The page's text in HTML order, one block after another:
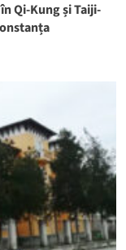
Qi-Kung și Taiji-